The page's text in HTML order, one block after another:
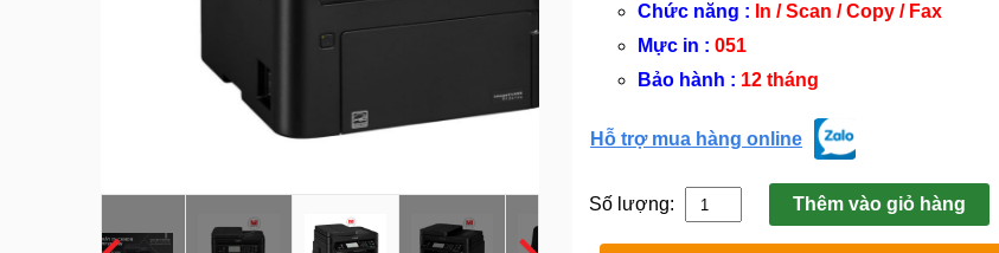
Chức năng : In / Scan / Copy / Fax
Mực in : 051
Bảo hành : 12 tháng
Hỗ trợ mua hàng online
Số lượng: Thêm vào giỏ hàng